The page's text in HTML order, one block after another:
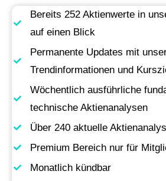
Bereits 252 Aktienwerte in
auf einen Blick
Permanente Updates mit
Trendinformationen und
Wöchentlich ausführliche
technische Aktienanalysen
Über 240 aktuelle
Premium Bereich nur für
Monatlich kündbar